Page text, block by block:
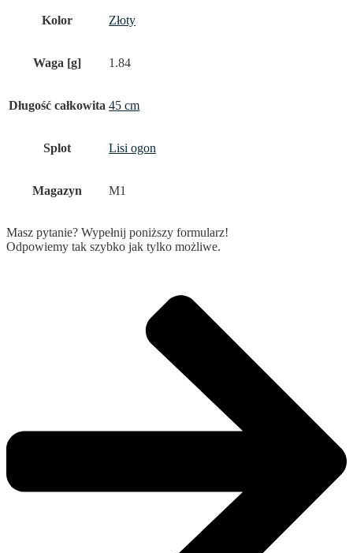
Kolor Złoty
Waga [g] 1.84
Długość całkowita 45 cm
Splot Lisi ogon
Magazyn M1
Masz pytanie? Wypełnij poniższy formularz!
Odpowiemy tak szybko jak tylko możliwe.